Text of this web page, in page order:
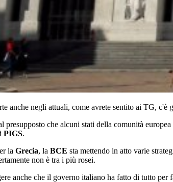
anche negli attuali, come avrete sentito ai TG,
presupposto che alcuni stati della comunità
PIGS.
la Grecia, la BCE sta mettendo in atto varie
non è tra i più rosei.
anche che il governo italiano ha fatto di tutto